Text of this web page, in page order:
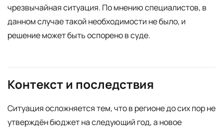
чрезвычайная ситуация. По мнению специалистов, в
данном случае такой необходимости не было, и
решение может быть оспорено в суде.
Контекст и последствия
Ситуация осложняется тем, что в регионе до сих пор не
утверждён бюджет на следующий год, а новое